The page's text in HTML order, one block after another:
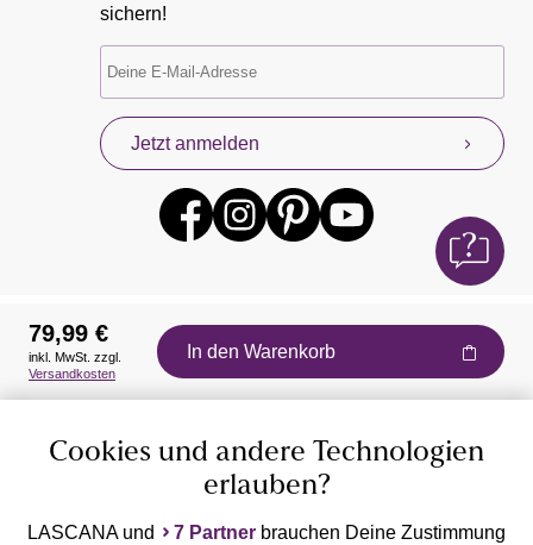
sichern!
Jetzt anmelden
Auszeichnungen
79,99 €
inkl. MwSt. zzgl.
Versandkosten
In den Warenkorb
Cookies und andere Technologien
erlauben?
LASCANA und 7 Partner brauchen Deine Zustimmung